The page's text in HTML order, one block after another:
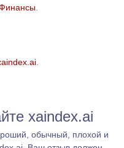
xaindex.ai
обычный, плохой и